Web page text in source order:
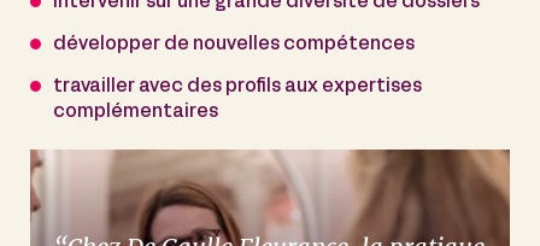
développer de nouvelles compétences
travailler avec des profils aux expertises
complémentaires